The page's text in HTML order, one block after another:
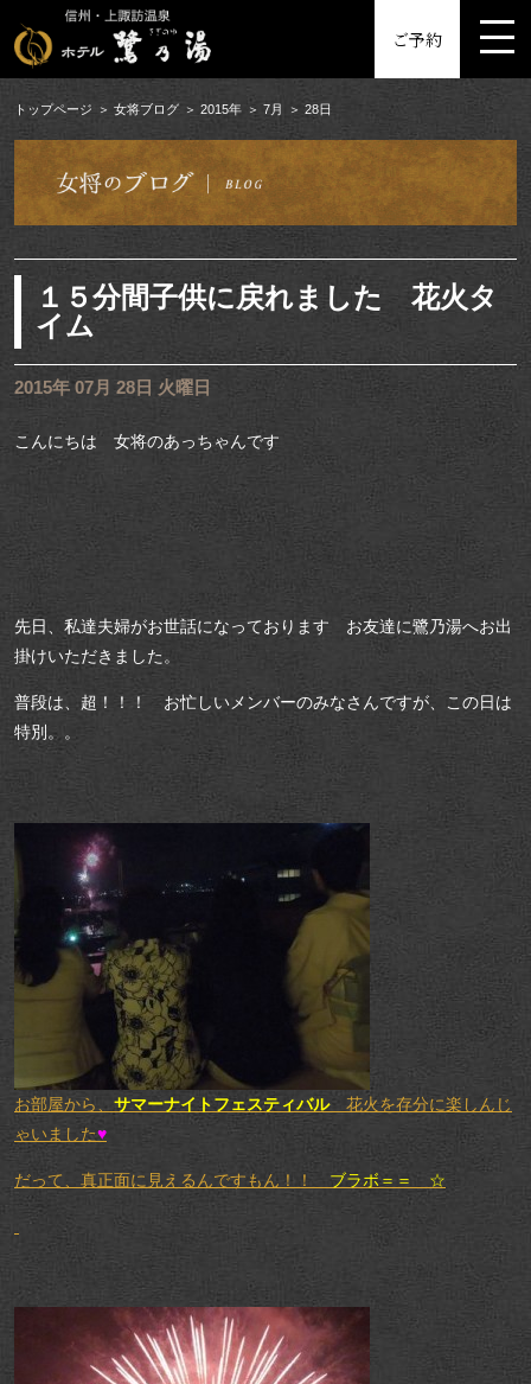
ご予約
トップページ 女将ブログ 2015年 7月 28日
１５分間子供に戻れました 花火タ
イム
2015年 07月 28日 火曜日
こんにちは 女将のあっちゃんです
先日、私達夫婦がお世話になっております お友達に鷺乃湯へお出
掛けいただきました。
普段は、超！！！ お忙しいメンバーのみなさんですが、この日は
特別。。
お部屋から、 サマーナイトフェスティバル花火を存分に楽しんじ
ゃいました♥
だって、真正面に見えるんですもん！！ ブラボ＝＝ ☆